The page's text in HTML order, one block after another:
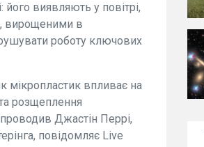
виявляють у повітрі,
вирощеними в
роботу ключових
мікропластик впливає на
розщеплення
Джастін Перрі,
повідомляє Live